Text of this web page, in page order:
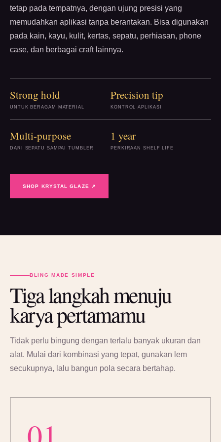
tetap pada tempatnya, dengan ujung presisi yang
memudahkan aplikasi tanpa berantakan. Bisa digunakan
pada kain, kayu, kulit, kertas, sepatu, perhiasan, phone
case, dan berbagai craft lainnya.
Strong hold
UNTUK BERAGAM MATERIAL
Precision tip
KONTROL APLIKASI
Multi-purpose
DARI SEPATU SAMPAI TUMBLER
1 year
PERKIRAAN SHELF LIFE
SHOP KRYSTAL GLAZE ↗
BLING MADE SIMPLE
Tiga langkah menuju
karya pertamamu
Tidak perlu bingung dengan terlalu banyak ukuran dan
alat. Mulai dari kombinasi yang tepat, gunakan lem
secukupnya, lalu bangun pola secara bertahap.